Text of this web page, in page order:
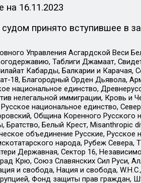
на 16.11.2023
принято вступившее в
Управления Асгардской Веси
Таблиги Джамаат,
Кабарды, Балкарии и Карачая,
18, Благородный Орден Дьявола,
национальное единство,
нелегальной иммиграции, Кровь и
национальное единство,
Община Коренного Русского
Белый Крест, Misanthropic
объединение Русские, Русское
народа, Рубеж Севера,
Державная, Сектор 16,
Крю, Союз Славянских Сил Руси,
и свобода, Нация и свобода,
Фонд защиты прав граждан,